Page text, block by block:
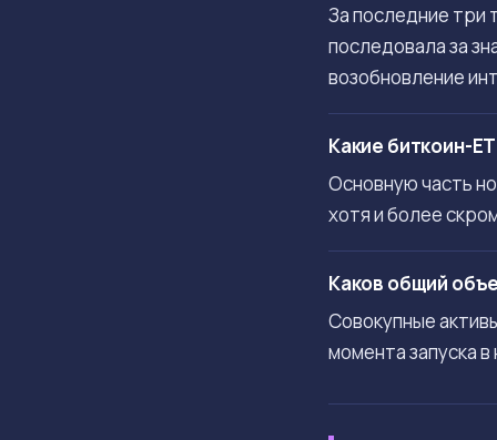
За последние три
последовала за
возобновление
Какие биткоин-
Основную часть
хотя и более
Каков общий
Совокупные
момента запуска